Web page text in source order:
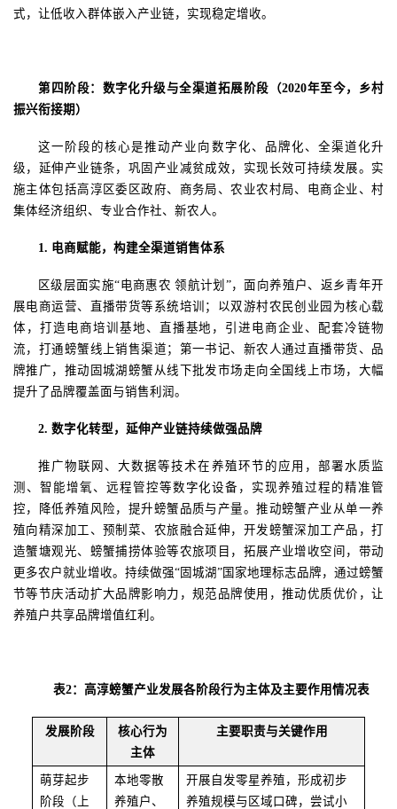
式，让低收入群体嵌入产业链，实现稳定增收。
第四阶段：数字化升级与全渠道拓展 阶段（2020年至今，乡村
振兴衔接期）
这一阶段的核心是推动产业向数字化、品牌化、全渠道化升
级，延伸产业链条，巩固产业减贫成效，实现长效可持续发展。实
施主体包括高淳区委区政府、商务局、农业农村局、电商企业、村
集体经济组织、专业合作社、新农人。
1. 电商赋能，构建全渠道销售体系
区级层面实施“电商惠农 领航计划”，面向养殖户、返乡青年开
展电商运营、直播带货等系统培训；以双游村农民创业园为核心载
体，打造电商培训基地、直播基地，引进电商企业、配套冷链物
流，打通螃蟹线上销售渠道；第一书记、新农人通过直播带货、品
牌推广，推动固城湖螃蟹从线下批发市场走向全国线上市场，大幅
提升了品牌覆盖面与销售利润。
2.数字化转型，延伸产业链持续做强品牌
推广物联网、大数据等技术在养殖环节的应用，部署水质监
测、智能增氧、远程管控等数字化设备，实现养殖过程的精准管
控，降低养殖风险，提升螃蟹品质与产量。推动螃蟹产业从单一养
殖向精深加工、预制菜、农旅融合延伸，开发螃蟹深加工产品，打
造蟹塘观光、螃蟹捕捞体验等农旅项目，拓展产业增收空间，带动
更多农户就业增收。持续做强“固城湖”国家地理标志品牌，通过螃蟹
节等节庆活动扩大品牌影响力，规范品牌使用，推动优质优价，让
养殖户共享品牌增值红利。
表2：高淳螃蟹产业发展各阶段行为主体及主要作用情况表
发展阶段
核心行为
主体
主要职责与关键作用
萌芽起步
阶段（上
本地零散
养殖户、
开展自发零星养殖，形成初步
养殖规模与区域口碑，尝试小